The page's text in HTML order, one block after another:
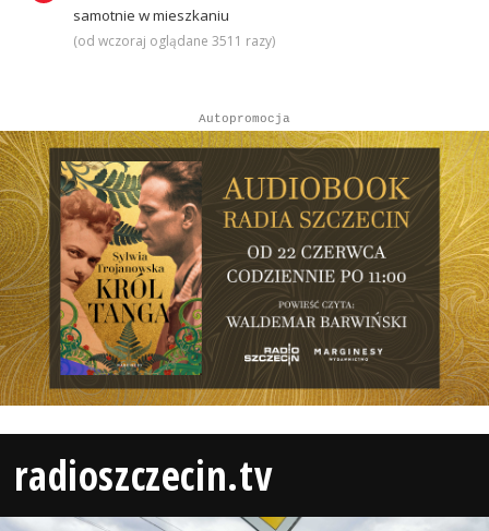
samotnie w mieszkaniu
(od wczoraj oglądane 3511 razy)
Autopromocja
radioszczecin.tv